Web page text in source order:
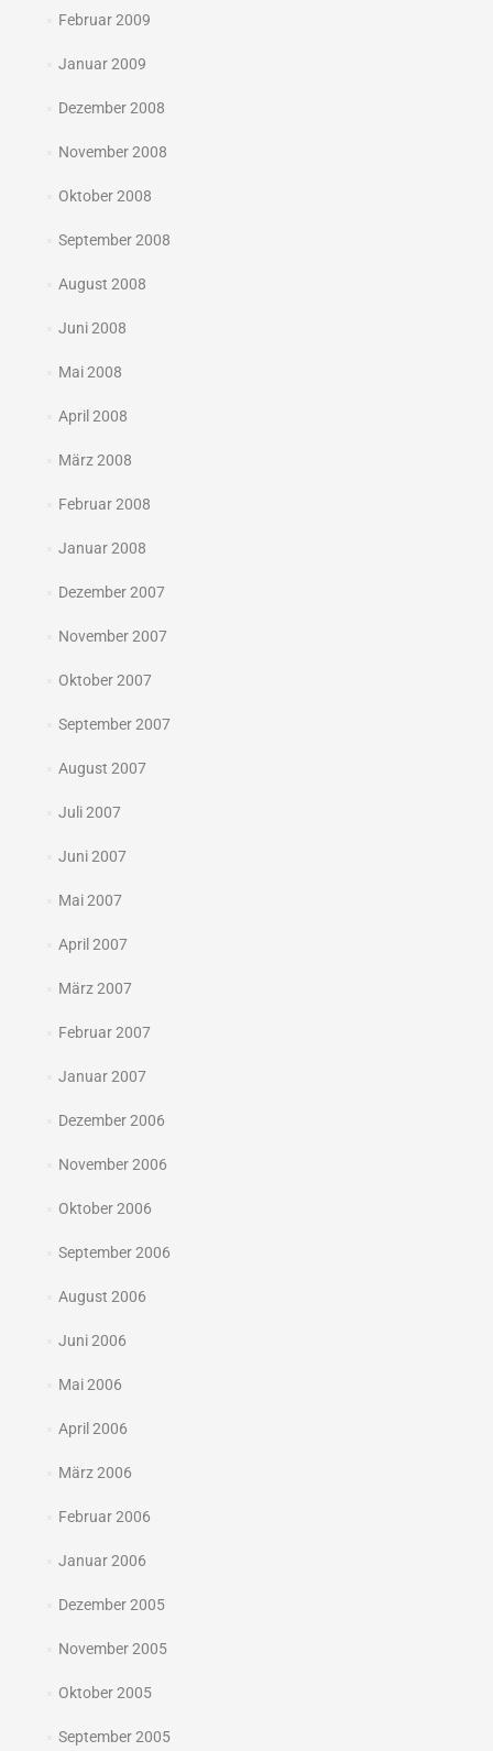
Februar 2009
Januar 2009
Dezember 2008
November 2008
Oktober 2008
September 2008
August 2008
Juni 2008
Mai 2008
April 2008
März 2008
Februar 2008
Januar 2008
Dezember 2007
November 2007
Oktober 2007
September 2007
August 2007
Juli 2007
Juni 2007
Mai 2007
April 2007
März 2007
Februar 2007
Januar 2007
Dezember 2006
November 2006
Oktober 2006
September 2006
August 2006
Juni 2006
Mai 2006
April 2006
März 2006
Februar 2006
Januar 2006
Dezember 2005
November 2005
Oktober 2005
September 2005